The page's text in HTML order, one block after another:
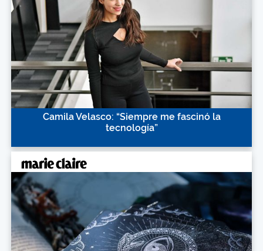
Camila Velasco: “Siempre me fascinó la
tecnología”